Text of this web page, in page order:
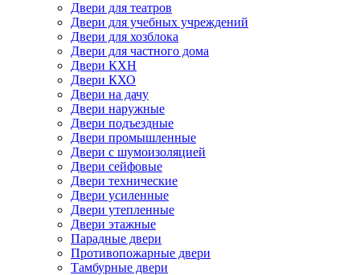
Двери для театров
Двери для учебных учреждений
Двери для хозблока
Двери для частного дома
Двери КХН
Двери КХО
Двери на дачу
Двери наружные
Двери подъездные
Двери промышленные
Двери с шумоизоляцией
Двери сейфовые
Двери технические
Двери усиленные
Двери утепленные
Двери этажные
Парадные двери
Противопожарные двери
Тамбурные двери